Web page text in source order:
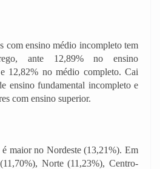
com ensino médio incompleto tem
ante 12,89% no ensino
12,82% no médio completo. Cai
ensino fundamental incompleto e
com ensino superior.
é maior no Nordeste (13,21%). Em
Norte (11,23%), Centro-